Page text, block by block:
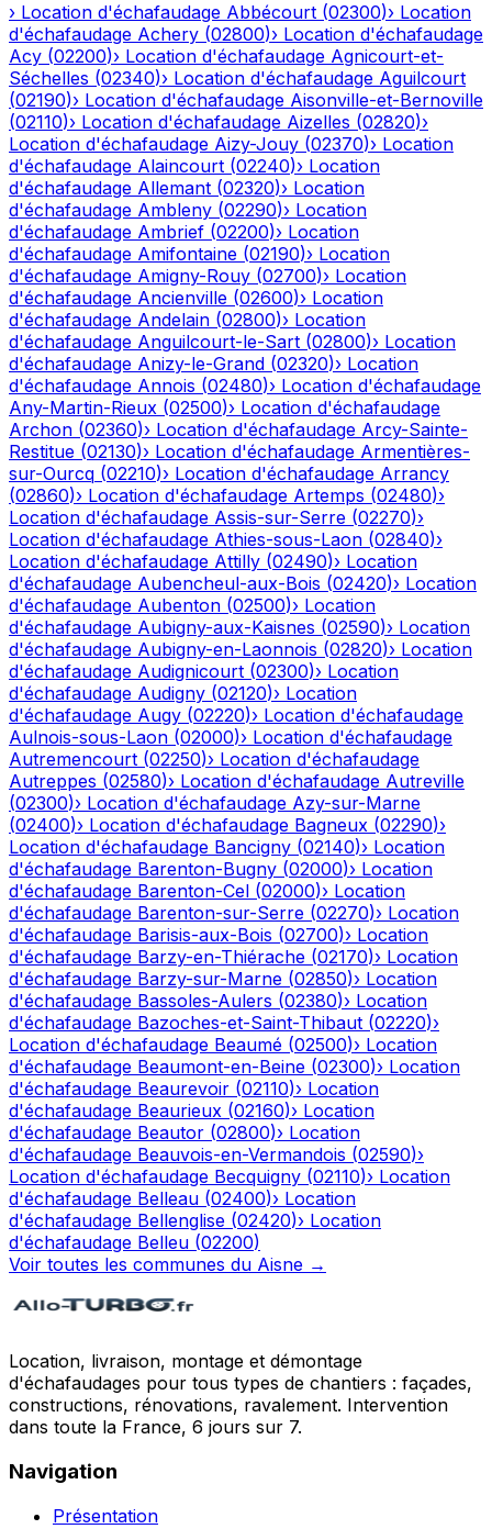
› Location d'échafaudage Abbécourt (02300)› Location
d'échafaudage Achery (02800)› Location d'échafaudage
Acy (02200)› Location d'échafaudage Agnicourt-et-
Séchelles (02340)› Location d'échafaudage Aguilcourt
(02190)› Location d'échafaudage Aisonville-et-Bernoville
(02110)› Location d'échafaudage Aizelles (02820)›
Location d'échafaudage Aizy-Jouy (02370)› Location
d'échafaudage Alaincourt (02240)› Location
d'échafaudage Allemant (02320)› Location
d'échafaudage Ambleny (02290)› Location
d'échafaudage Ambrief (02200)› Location
d'échafaudage Amifontaine (02190)› Location
d'échafaudage Amigny-Rouy (02700)› Location
d'échafaudage Ancienville (02600)› Location
d'échafaudage Andelain (02800)› Location
d'échafaudage Anguilcourt-le-Sart (02800)› Location
d'échafaudage Anizy-le-Grand (02320)› Location
d'échafaudage Annois (02480)› Location d'échafaudage
Any-Martin-Rieux (02500)› Location d'échafaudage
Archon (02360)› Location d'échafaudage Arcy-Sainte-
Restitue (02130)› Location d'échafaudage Armentières-
sur-Ourcq (02210)› Location d'échafaudage Arrancy
(02860)› Location d'échafaudage Artemps (02480)›
Location d'échafaudage Assis-sur-Serre (02270)›
Location d'échafaudage Athies-sous-Laon (02840)›
Location d'échafaudage Attilly (02490)› Location
d'échafaudage Aubencheul-aux-Bois (02420)› Location
d'échafaudage Aubenton (02500)› Location
d'échafaudage Aubigny-aux-Kaisnes (02590)› Location
d'échafaudage Aubigny-en-Laonnois (02820)› Location
d'échafaudage Audignicourt (02300)› Location
d'échafaudage Audigny (02120)› Location
d'échafaudage Augy (02220)› Location d'échafaudage
Aulnois-sous-Laon (02000)› Location d'échafaudage
Autremencourt (02250)› Location d'échafaudage
Autreppes (02580)› Location d'échafaudage Autreville
(02300)› Location d'échafaudage Azy-sur-Marne
(02400)› Location d'échafaudage Bagneux (02290)›
Location d'échafaudage Bancigny (02140)› Location
d'échafaudage Barenton-Bugny (02000)› Location
d'échafaudage Barenton-Cel (02000)› Location
d'échafaudage Barenton-sur-Serre (02270)› Location
d'échafaudage Barisis-aux-Bois (02700)› Location
d'échafaudage Barzy-en-Thiérache (02170)› Location
d'échafaudage Barzy-sur-Marne (02850)› Location
d'échafaudage Bassoles-Aulers (02380)› Location
d'échafaudage Bazoches-et-Saint-Thibaut (02220)›
Location d'échafaudage Beaumé (02500)› Location
d'échafaudage Beaumont-en-Beine (02300)› Location
d'échafaudage Beaurevoir (02110)› Location
d'échafaudage Beaurieux (02160)› Location
d'échafaudage Beautor (02800)› Location
d'échafaudage Beauvois-en-Vermandois (02590)›
Location d'échafaudage Becquigny (02110)› Location
d'échafaudage Belleau (02400)› Location
d'échafaudage Bellenglise (02420)› Location
d'échafaudage Belleu (02200)
Voir toutes les communes du Aisne →
Location, livraison, montage et démontage
d'échafaudages pour tous types de chantiers : façades,
constructions, rénovations, ravalement. Intervention
dans toute la France, 6 jours sur 7.
Navigation
Présentation